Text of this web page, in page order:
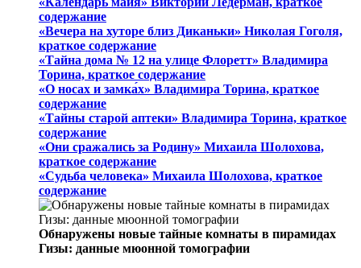
содержание
«Вечера на хуторе близ Диканьки» Николая Гоголя,
краткое содержание
«Тайна дома № 12 на улице Флоретт» Владимира
Торина, краткое содержание
«О носах и замка́х» Владимира Торина, краткое
содержание
«Тайны старой аптеки» Владимира Торина, краткое
содержание
«Они сражались за Родину» Михаила Шолохова,
краткое содержание
«Судьба человека» Михаила Шолохова, краткое
содержание
Обнаружены новые тайные комнаты в пирамидах
Гизы: данные мюонной томографии